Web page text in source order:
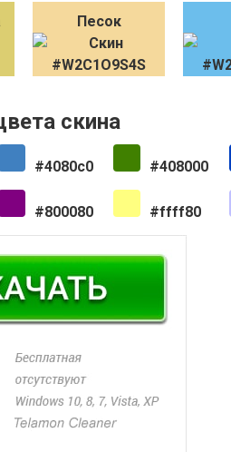
Песок
скина
#4080c0 #408000
#800080 #ffff80